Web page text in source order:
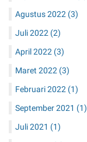
Agustus 2022 (3)
Juli 2022 (2)
April 2022 (3)
Maret 2022 (3)
Februari 2022 (1)
September 2021 (1)
Juli 2021 (1)